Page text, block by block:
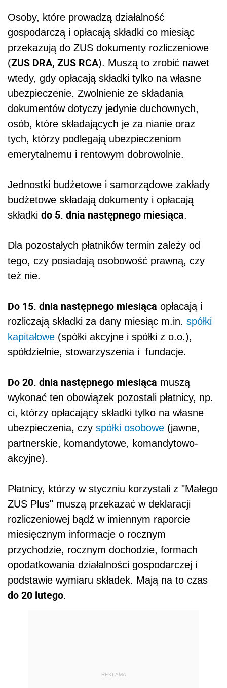
Osoby, które prowadzą działalność
gospodarczą i opłacają składki co miesiąc
przekazują do ZUS dokumenty rozliczeniowe
(ZUS DRA, ZUS RCA). Muszą to zrobić nawet
wtedy, gdy opłacają składki tylko na własne
ubezpieczenie. Zwolnienie ze składania
dokumentów dotyczy jedynie duchownych,
osób, które składających je za nianie oraz
tych, którzy podlegają ubezpieczeniom
emerytalnemu i rentowym dobrowolnie.
Jednostki budżetowe i samorządowe zakłady
budżetowe składają dokumenty i opłacają
składki do 5. dnia następnego miesiąca.
Dla pozostałych płatników termin zależy od
tego, czy posiadają osobowość prawną, czy
też nie.
Do 15. dnia następnego miesiąca opłacają i
rozliczają składki za dany miesiąc m.in. spółki
kapitałowe (spółki akcyjne i spółki z o.o.),
spółdzielnie, stowarzyszenia i fundacje.
Do 20. dnia następnego miesiąca muszą
wykonać ten obowiązek pozostali płatnicy, np.
ci, którzy opłacający składki tylko na własne
ubezpieczenia, czy spółki osobowe (jawne,
partnerskie, komandytowe, komandytowo-
akcyjne).
Płatnicy, którzy w styczniu korzystali z "Małego
ZUS Plus" muszą przekazać w deklaracji
rozliczeniowej bądź w imiennym raporcie
miesięcznym informacje o rocznym
przychodzie, rocznym dochodzie, formach
opodatkowania działalności gospodarczej i
podstawie wymiaru składek. Mają na to czas
do 20 lutego.
REKLAMA